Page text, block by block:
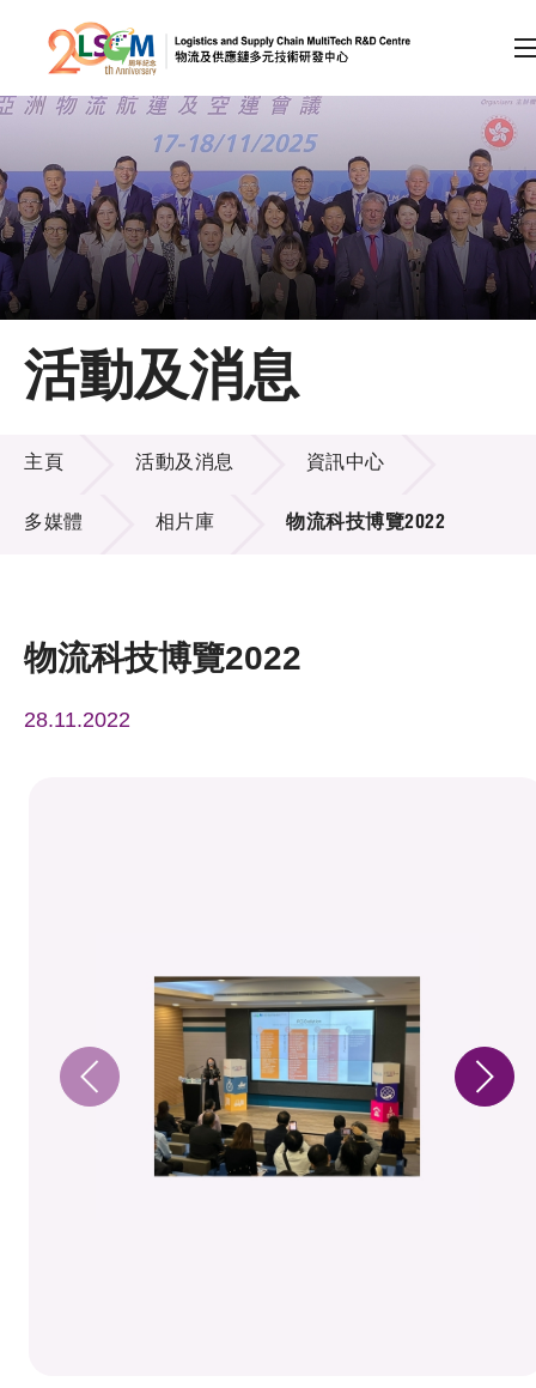
跳到內容（按回車鍵）
會員登入
A A EN 繁 简
主頁
關於LSCM
技術商品化
項目及資助計劃
活動及消息
活動及消息
活動及消息
主頁 活動及消息 資訊中心
多媒體 相片庫 物流科技博覽2022
物流科技博覽2022
28.11.2022